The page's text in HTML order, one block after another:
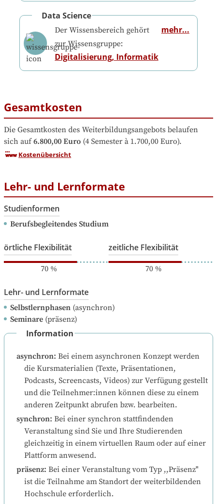
Data Science
Der Wissensbereich gehört
zur Wissensgruppe:
Digitalisierung, Informatik
mehr...
Gesamtkosten
Die Gesamtkosten des Weiterbildungsangebots belaufen
sich auf 6.800,00 Euro (4 Semester à 1.700,00 Euro).
Kostenübersicht
Lehr- und Lernformate
Studienformen
Berufsbegleitendes Studium
örtliche Flexibilität
70%
zeitliche Flexibilität
70%
Lehr- und Lernformate
Selbstlernphasen (asynchron)
Seminare (präsenz)
Information
asynchron: Bei einem asynchronen Konzept werden
die Kursmaterialien (Texte, Präsentationen,
Podcasts, Screencasts, Videos) zur Verfügung gestellt
und die Teilnehmer:innen können diese zu einem
anderen Zeitpunkt abrufen bzw. bearbeiten.
synchron: Bei einer synchron stattfindenden
Veranstaltung sind Sie und Ihre Studierenden
gleichzeitig in einem virtuellen Raum oder auf einer
Plattform anwesend.
präsenz: Bei einer Veranstaltung vom Typ ,,Präsenz"
ist die Teilnahme am Standort der weiterbildenden
Hochschule erforderlich.